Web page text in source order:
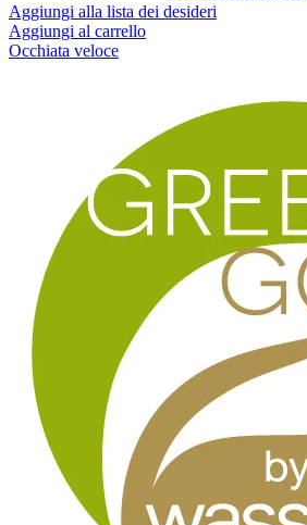
Aggiungi alla lista dei desideri
Aggiungi al carrello
Occhiata veloce